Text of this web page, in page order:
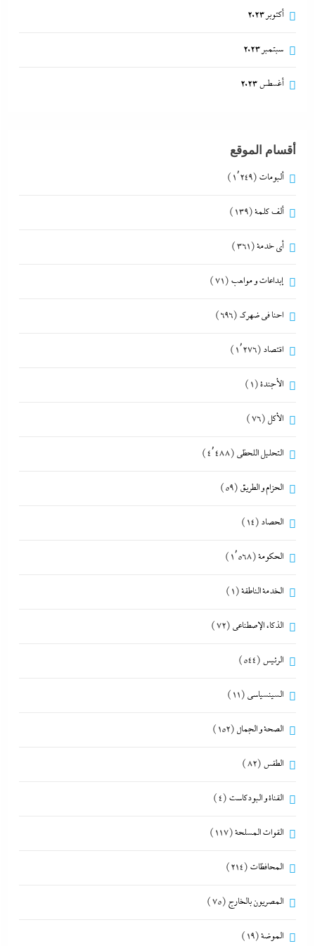
أكتوبر 2023
سبتمبر 2023
أغسطس 2023
أقسام الموقع
ألبومات (1٬249)
ألف كلمة(139)
أي خدمة(361)
إبداعات و مواهب (71)
احنا في ضهرك (696)
اقتصاد (1٬276)
الأجندة(1)
الأكل (76)
التحليل اللحظي (4٬488)
الحزام و الطريق (59)
الحصاد (14)
الحكومة(1٬568)
الخدمة الناطقة(1)
الذكاء الإصطناعي (72)
الرئيس (544)
السينسياسي (11)
الصحة و الجمال (152)
الطقس (82)
القناة و البودكاست (4)
القوات المسلحة(117)
المحافظات (214)
المصريون بالخارج (75)
الموضة(19)